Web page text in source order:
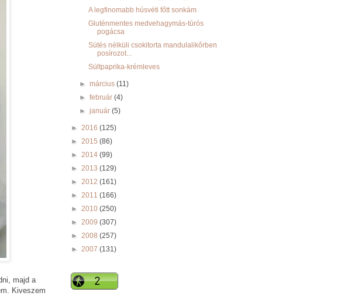
majd a
Kiveszem
A legfinomabb húsvéti főtt sonkám
Gluténmentes medvehagymás-túrós
pogácsa
Sütés nélküli csokitorta mandulalikőrben
posírozot...
Sültpaprika-krémleves
►március(11)
►február(4)
►január(5)
► 2016 (125)
► 2015 (86)
► 2014 (99)
► 2013 (129)
► 2012 (161)
► 2011 (166)
► 2010 (250)
► 2009 (307)
► 2008 (257)
► 2007 (131)